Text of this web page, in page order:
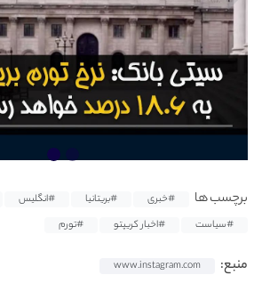
برچسب ها #خبری #بریتانیا #انگلیس
#سیاست
#اخبار کریپتو #تورم
منبع: www.instagram.com